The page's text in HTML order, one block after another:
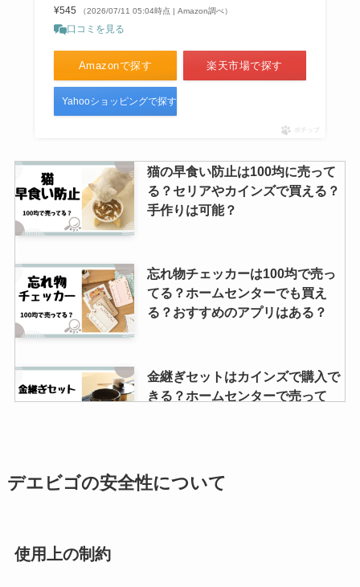
¥545
（2026/07/11 05:04時点 | Amazon調べ）
口コミを見る
Amazonで探す 楽天市場で探す
Yahooショッピングで探す
ポチップ
猫の早食い防止は100均に売って
る？セリアやカインズで買える？
手作りは可能？
忘れ物チェッカーは100均で売っ
てる？ホームセンターでも買え
る？おすすめのアプリはある？
金継ぎセットはカインズで購入で
きる？ホームセンターで売って
マイザー軟膏はどこで売ってる？
デエビゴの安全性について
使用上の制約